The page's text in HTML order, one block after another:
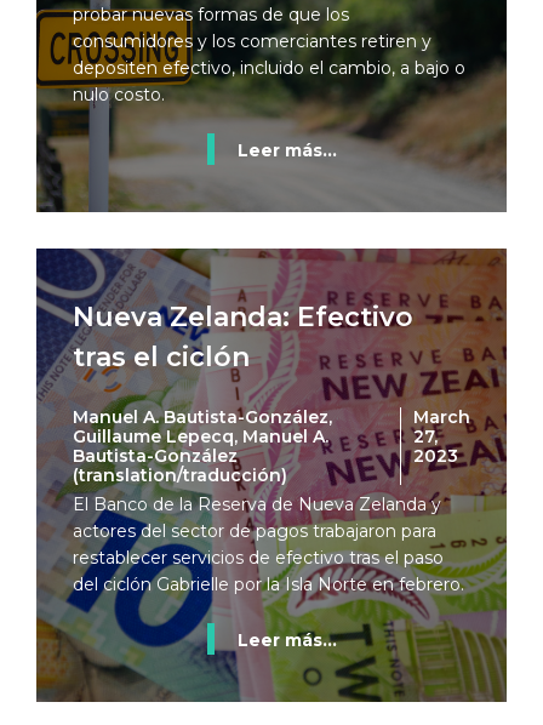
probar nuevas formas de que los
consumidores y los comerciantes retiren y
depositen efectivo, incluido el cambio, a bajo o
nulo costo.
Leer más...
Nueva Zelanda: Efectivo
tras el ciclón
Manuel A. Bautista-González,
Guillaume Lepecq, Manuel A.
Bautista-González
(translation/traducción)
March
27,
2023
El Banco de la Reserva de Nueva Zelanda y
actores del sector de pagos trabajaron para
restablecer servicios de efectivo tras el paso
del ciclón Gabrielle por la Isla Norte en febrero.
Leer más...